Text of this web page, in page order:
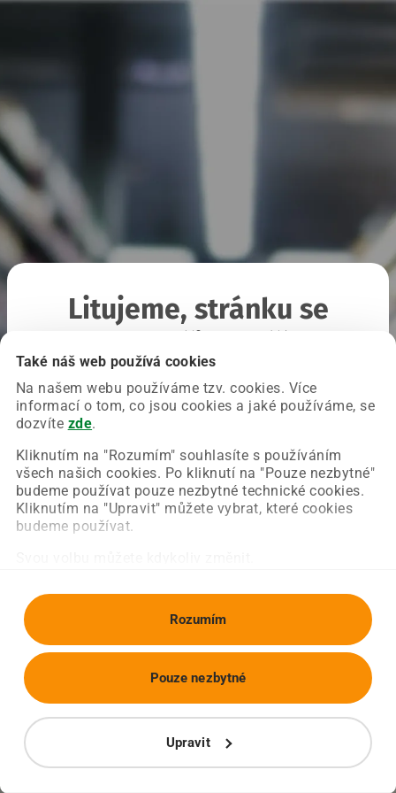
Také náš web používá cookies
Na našem webu používáme tzv. cookies. Více
informací o tom, co jsou cookies a jaké používáme, se
dozvíte zde.
Kliknutím na "Rozumím" souhlasíte s používáním
všech našich cookies. Po kliknutí na "Pouze nezbytné"
budeme používat pouze nezbytné technické cookies.
Kliknutím na "Upravit" můžete vybrat, které cookies
budeme používat.
Rozumím
Upravit
Pouze nezbytné
Litujeme, stránku se
Chyba nastala na naší straně a už ji opravujeme.
Zkuste prosím znovu načíst požadovanou stránku.
Obnovit stránku Úvodní strana